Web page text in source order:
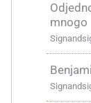
mnogo